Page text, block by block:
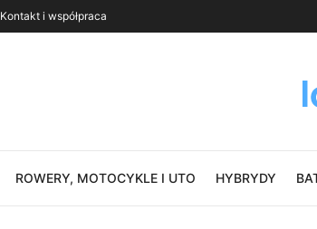
Kontakt i współpraca
ROWERY, MOTOCYKLE I UTO HYBRYDY